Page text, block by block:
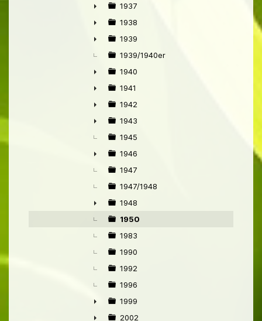
►
1937
►
1938
►
1939
1939/1940er
►
1940
►
1941
►
1942
►
1943
1945
►
1946
1947
1947/1948
►
1948
1950
1983
1990
1992
1996
►
1999
2002